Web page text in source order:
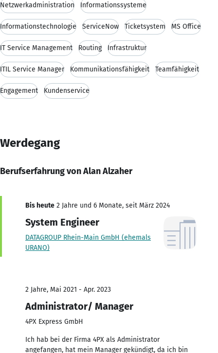
Netzwerkadministration Informationssysteme
Informationstechnologie ServiceNow Ticketsystem MS Office
IT Service Management Routing Infrastruktur
ITIL Service Manager Kommunikationsfähigkeit Teamfähigkeit
Engagement Kundenservice
Werdegang
Berufserfahrung von Alan Alzaher
Bis heute 2 Jahre und 6 Monate, seit März 2024
System Engineer
DATAGROUP Rhein-Main GmbH (ehemals
URANO)
2 Jahre, Mai 2021 - Apr. 2023
Administrator/ Manager
4PX Express GmbH
Ich hab bei der Firma 4PX als Administrator
angefangen, hat mein Manager gekündigt, da ich bin